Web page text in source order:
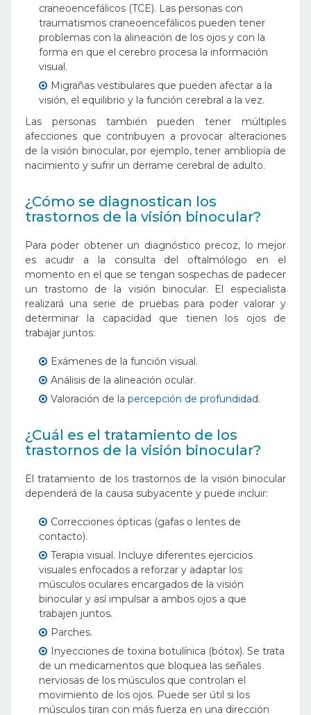
craneoencefálicos (TCE). Las personas con
traumatismos craneoencefálicos pueden tener
problemas con la alineación de los ojos y con la
forma en que el cerebro procesa la información
visual.
Migrañas vestibulares que pueden afectar a la
visión, el equilibrio y la función cerebral a la vez.
Las personas también pueden tener múltiples
afecciones que contribuyen a provocar alteraciones
de la visión binocular, por ejemplo, tener ambliopía de
nacimiento y sufrir un derrame cerebral de adulto.
¿Cómo se diagnostican los
trastornos de la visión binocular?
Para poder obtener un diagnóstico precoz, lo mejor
es acudir a la consulta del oftalmólogo en el
momento en el que se tengan sospechas de padecer
un trastorno de la visión binocular. El especialista
realizará una serie de pruebas para poder valorar y
determinar la capacidad que tienen los ojos de
trabajar juntos:
Exámenes de la función visual.
Análisis de la alineación ocular.
Valoración de la percepción de profundidad.
¿Cuál es el tratamiento de los
trastornos de la visión binocular?
El tratamiento de los trastornos de la visión binocular
dependerá de la causa subyacente y puede incluir:
Correcciones ópticas (gafas o lentes de
contacto).
Terapia visual. Incluye diferentes ejercicios
visuales enfocados a reforzar y adaptar los
músculos oculares encargados de la visión
binocular y así impulsar a ambos ojos a que
trabajen juntos.
Parches.
Inyecciones de toxina botulínica (bótox). Se trata
de un medicamentos que bloquea las señales
nerviosas de los músculos que controlan el
movimiento de los ojos. Puede ser útil si los
músculos tiran con más fuerza en una dirección